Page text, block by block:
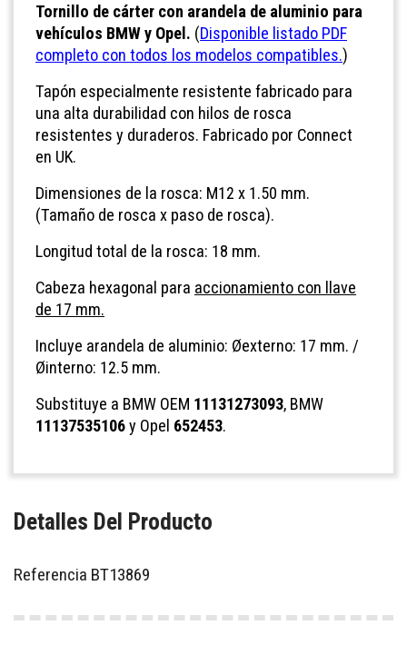
Tornillo de cárter con arandela de aluminio para
vehículos BMW y Opel. (Disponible listado PDF
completo con todos los modelos compatibles.)
Tapón especialmente resistente fabricado para
una alta durabilidad con hilos de rosca
resistentes y duraderos. Fabricado por Connect
en UK.
Dimensiones de la rosca: M12 x 1.50 mm.
(Tamaño de rosca x paso de rosca).
Longitud total de la rosca: 18 mm.
Cabeza hexagonal para accionamiento con llave
de 17 mm.
Incluye arandela de aluminio: Øexterno: 17 mm. /
Øinterno: 12.5 mm.
Substituye a BMW OEM 11131273093, BMW
11137535106y Opel 652453.
Detalles Del Producto
Referencia BT13869